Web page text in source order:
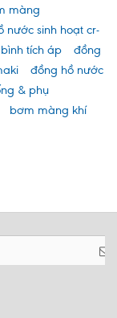
màng
nước sinh hoạt cr-
bình tích áp
đồng
đồng hồ nước
& phụ
bơm màng khí